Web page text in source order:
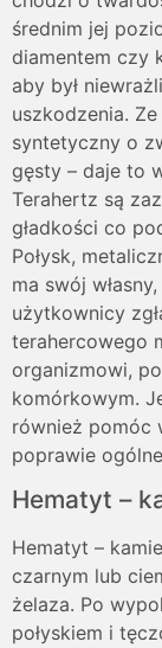
średnim jej
diamentem czy
aby był
uszkodzenia.
syntetyczny o
gęsty – daje to
Terahertz są
gładkości co
Połysk,
ma swój
użytkownicy
terahercowego
organizmowi,
komórkowym.
również pomóc
poprawie
Hematyt –
Hematyt –
czarnym lub
żelaza. Po
połyskiem i